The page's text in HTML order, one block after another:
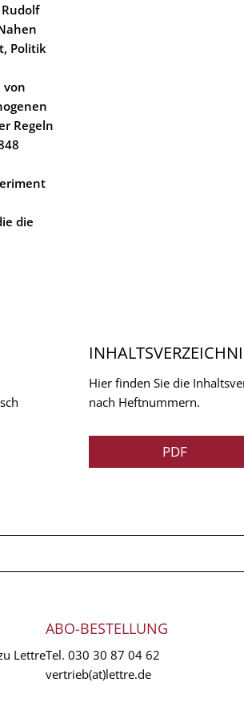
Rudolf
Politik
von
Regeln
die
Hier finden Sie die
nach Heftnummern.
PDF
Lettre
ABO-BESTELLUNG
Tel. 030 30 87 04 62
vertrieb(at)lettre.de